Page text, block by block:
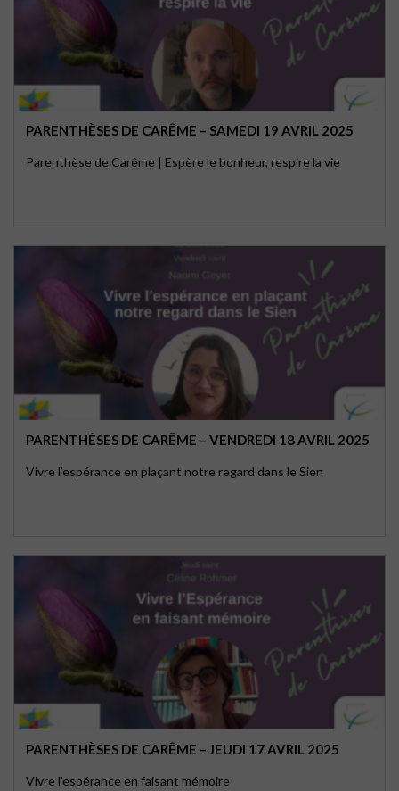
PARENTHÈSES DE CARÊME – SAMEDI 19 AVRIL 2025
Parenthèse de Carême | Espère le bonheur, respire la vie
PARENTHÈSES DE CARÊME – VENDREDI 18 AVRIL 2025
Vivre l’espérance en plaçant notre regard dans le Sien
PARENTHÈSES DE CARÊME – JEUDI 17 AVRIL 2025
Vivre l’espérance en faisant mémoire